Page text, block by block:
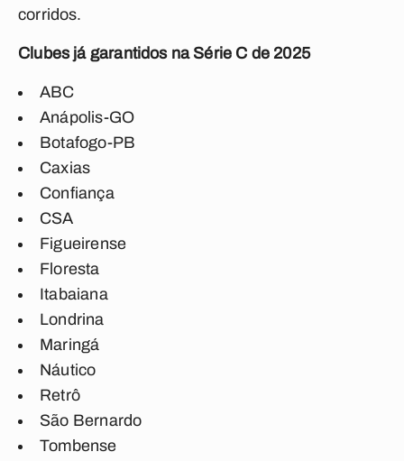
corridos.
Clubes já garantidos na Série C de 2025
ABC
Anápolis-GO
Botafogo-PB
Caxias
Confiança
CSA
Figueirense
Floresta
Itabaiana
Londrina
Maringá
Náutico
Retrô
São Bernardo
Tombense